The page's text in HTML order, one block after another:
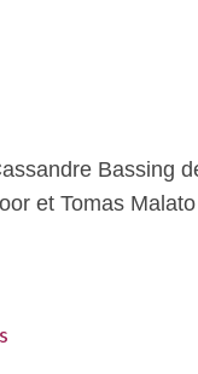
Bassing
et Tomas